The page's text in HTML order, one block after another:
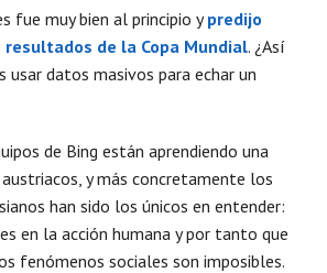
fue muy bien al principio ypredijo
de la Copa Mundial. ¿Así
datos masivos para echar un
de Bing están aprendiendo una
y más concretamente los
han sido los únicos en entender:
en la acción humana y por tanto que
fenómenos sociales son imposibles.